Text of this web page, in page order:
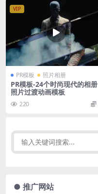
VIP
PR模板 照片相册
PR模板-24个时尚现代的相册
照片过渡动画模板
220
● 推广网站